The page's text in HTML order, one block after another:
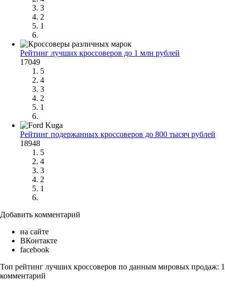
3
2
1
Рейтинг лучших кроссоверов до 1 млн рублей
17049
5
4
3
2
1
Рейтинг подержанных кроссоверов до 800 тысяч рублей
18948
5
4
3
2
1
Добавить комментарий
на сайте
ВКонтакте
facebook
Топ рейтинг лучших кроссоверов по данным мировых продаж: 1
комментарий